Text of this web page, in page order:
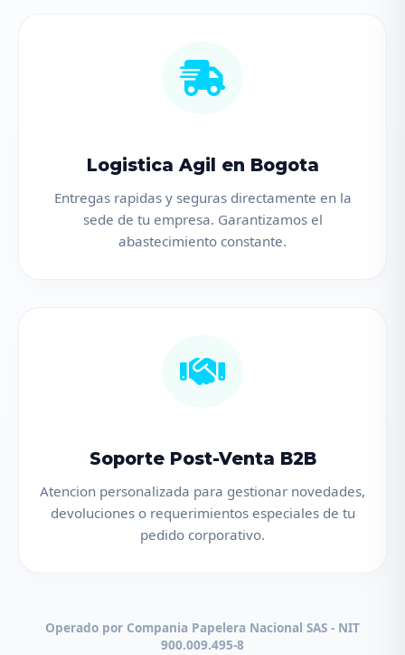
Logistica Agil en Bogota
Entregas rapidas y seguras directamente en la
sede de tu empresa. Garantizamos el
abastecimiento constante.
Soporte Post-Venta B2B
Atencion personalizada para gestionar novedades,
devoluciones o requerimientos especiales de tu
pedido corporativo.
Operado por Compania Papelera Nacional SAS - NIT
900.009.495-8